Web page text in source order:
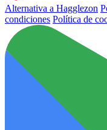
Alternativa a Hagglezon
condiciones Política de